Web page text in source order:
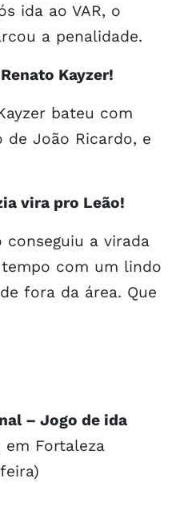
ida ao VAR, o
a penalidade.
Kayzer!
bateu com
João Ricardo, e
vira pro Leão!
conseguiu a virada
com um lindo
fora da área. Que
– Jogo de ida
em Fortaleza